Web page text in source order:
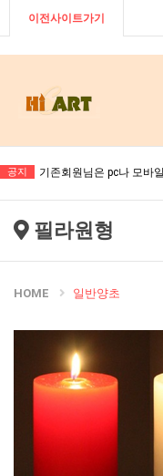
이전사이트가기
공지 기존회원님은 pc나 모바
기존회원님은 pc나 모바
기존회원님은 pc나 모바
필라원형
HOME 일반양초